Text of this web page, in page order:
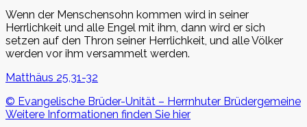
Wenn der Menschensohn kommen wird in seiner
Herrlichkeit und alle Engel mit ihm, dann wird er sich
setzen auf den Thron seiner Herrlichkeit, und alle Völker
werden vor ihm versammelt werden.
Matthäus 25,31-32
© Evangelische Brüder-Unität – Herrnhuter Brüdergemeine
Weitere Informationen finden Sie hier